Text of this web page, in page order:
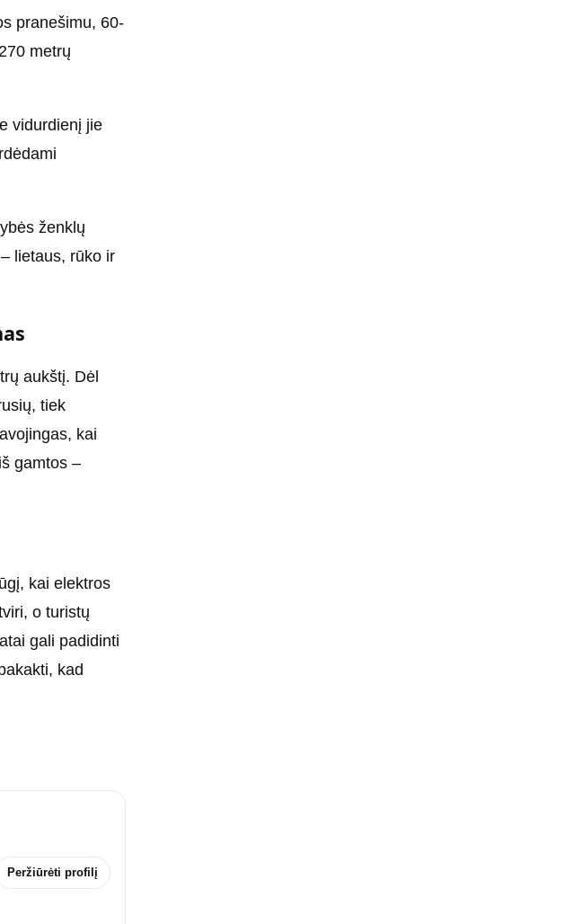
pranešimu, 60-
metrų
vidurdienį jie
ženklų
lietaus, rūko ir
aukštį. Dėl
tiek
kai
gamtos –
kai elektros
o turistų
gali padidinti
kad
Peržiūrėti profilį